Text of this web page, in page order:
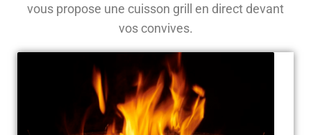
vous propose une cuisson grill en direct devant
vos convives.